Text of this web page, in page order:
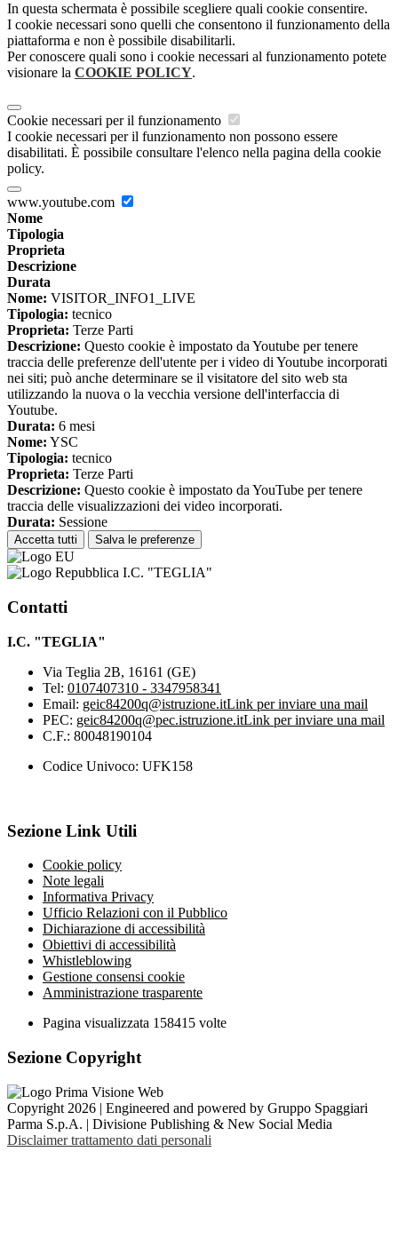
In questa schermata è possibile scegliere quali cookie consentire.
I cookie necessari sono quelli che consentono il funzionamento della
piattaforma e non è possibile disabilitarli.
Per conoscere quali sono i cookie necessari al funzionamento potete
visionare la COOKIE POLICY.
Cookie necessari per il funzionamento
I cookie necessari per il funzionamento non possono essere
disabilitati. È possibile consultare l'elenco nella pagina della cookie
policy.
www.youtube.com
Nome
Tipologia
Proprieta
Descrizione
Durata
Nome: VISITOR_INFO1_LIVE
Tipologia: tecnico
Proprieta: Terze Parti
Descrizione: Questo cookie è impostato da Youtube per tenere
traccia delle preferenze dell'utente per i video di Youtube incorporati
nei siti; può anche determinare se il visitatore del sito web sta
utilizzando la nuova o la vecchia versione dell'interfaccia di
Youtube.
Durata: 6 mesi
Nome: YSC
Tipologia: tecnico
Proprieta: Terze Parti
Descrizione: Questo cookie è impostato da YouTube per tenere
traccia delle visualizzazioni dei video incorporati.
Durata: Sessione
Accetta tutti Salva le preferenze
I.C. "TEGLIA"
Contatti
I.C. "TEGLIA"
Via Teglia 2B, 16161 (GE)
Tel: 0107407310 - 3347958341
Email: geic84200q@istruzione.itLink per inviare una mail
PEC: geic84200q@pec.istruzione.itLink per inviare una mail
C.F.: 80048190104
Codice Univoco: UFK158
Sezione Link Utili
Cookie policy
Note legali
Informativa Privacy
Ufficio Relazioni con il Pubblico
Dichiarazione di accessibilità
Obiettivi di accessibilità
Whistleblowing
Gestione consensi cookie
Amministrazione trasparente
Pagina visualizzata 158415 volte
Sezione Copyright
Copyright 2026 | Engineered and powered by Gruppo Spaggiari
Parma S.p.A. | Divisione Publishing & New Social Media
Disclaimer trattamento dati personali